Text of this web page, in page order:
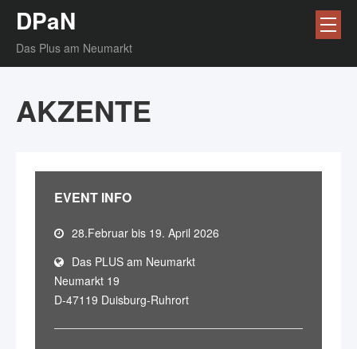
DPaN
Das Plus am Neumarkt
AKZENTE
EVENT INFO
28.Februar bis 19. April 2026
Das PLUS am Neumarkt
Neumarkt 19
D-47119 Duisburg-Ruhrort